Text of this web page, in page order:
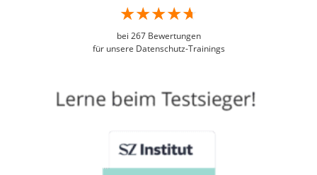
bei 267Bewertungen
für unsere Datenschutz-Trainings